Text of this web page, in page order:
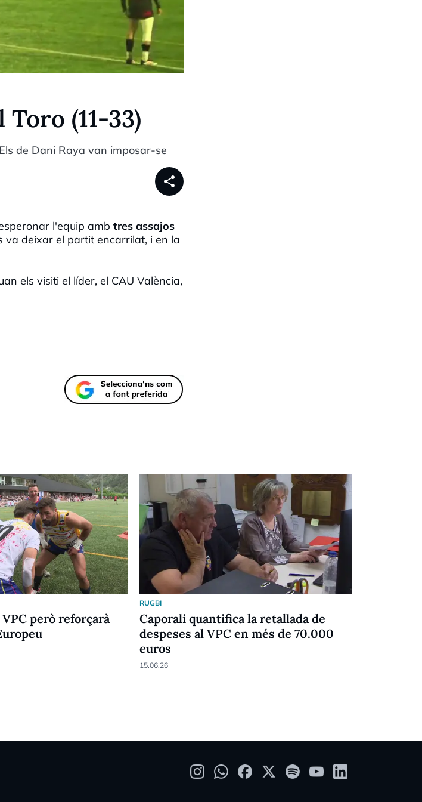
(11-33)
de Dani Raya van imposar-se
share
l'equip amb tres assajos
va deixar el partit encarrilat, i en la
els visiti el líder, el CAU València,
però reforçarà
RUGBI
Caporali quantifica la retallada de
despeses al VPC en més de 70.000
euros
15.06.26